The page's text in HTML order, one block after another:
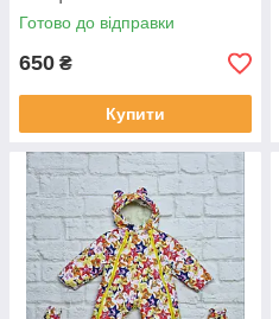
Готово до відправки
650 ₴
Купити